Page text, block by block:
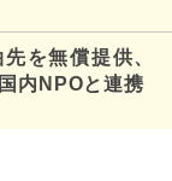
を無償提供、
内NPOと連携